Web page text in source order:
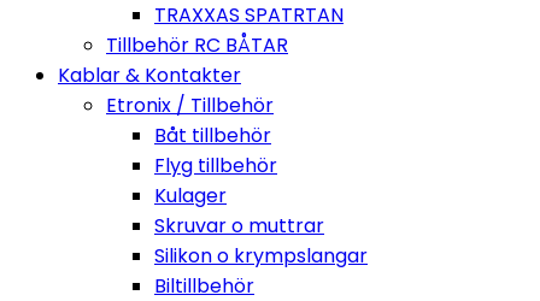
TRAXXAS SPATRTAN
Tillbehör RC BÅTAR
Kablar & Kontakter
Etronix / Tillbehör
Båt tillbehör
Flyg tillbehör
Kulager
Skruvar o muttrar
Silikon o krympslangar
Biltillbehör